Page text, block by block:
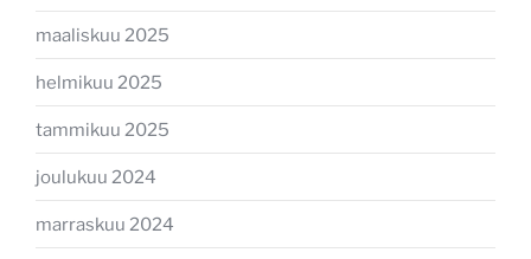
maaliskuu 2025
helmikuu 2025
tammikuu 2025
joulukuu 2024
marraskuu 2024